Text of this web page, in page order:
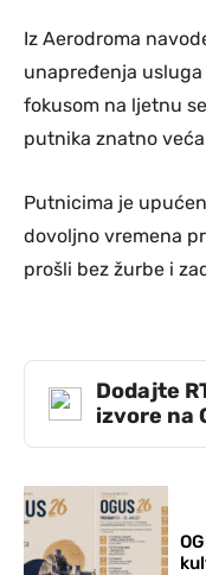
Iz Aerodroma
unapređenja
fokusom na ljetnu
putnika znatno
Putnicima je
dovoljno vremena
prošli bez žurbe i
Dodajte
izvore na